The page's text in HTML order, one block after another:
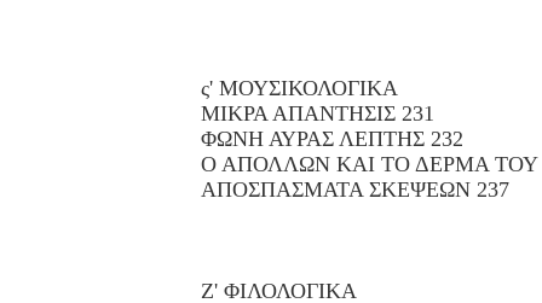
ς' ΜΟΥΣΙΚΟΛΟΓΙΚΑ
ΜΙΚΡΑ ΑΠΑΝΤΗΣΙΣ 231
ΦΩΝΗ ΑΥΡΑΣ ΛΕΠΤΗΣ 232
Ο ΑΠΟΛΛΩΝ ΚΑΙ ΤΟ ΔΕΡΜΑ ΤΟΥ
ΑΠΟΣΠΑΣΜΑΤΑ ΣΚΕΨΕΩΝ 237
Ζ' ΦΙΛΟΛΟΓΙΚΑ